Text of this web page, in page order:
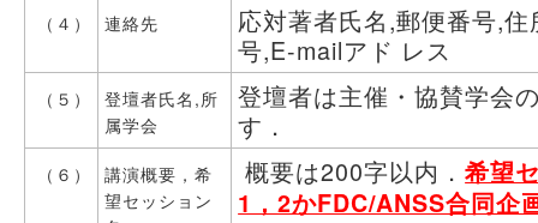
（４） 連絡先
応対著者氏名,郵便番号,
号,E-mailアド レス
（５）
登壇者氏名,所
属学会
登壇者は主催・協賛学会
す．
（６）
講演概要，希
望セッション
概要は200字以内．希望
1，2かFDC/ANSS合同企